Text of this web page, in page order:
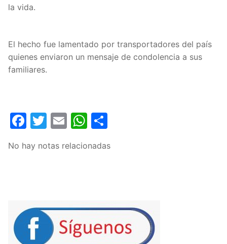
la vida.
El hecho fue lamentado por transportadores del país
quienes enviaron un mensaje de condolencia a sus
familiares.
Facebook
Twitter
EmailWhatsApp
No hay notas relacionadas